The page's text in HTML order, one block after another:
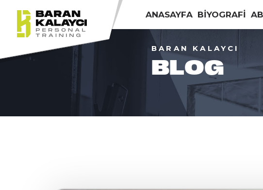
ANASAYFA BİYOGRAFİ
BARAN KALAYCI
BLOG